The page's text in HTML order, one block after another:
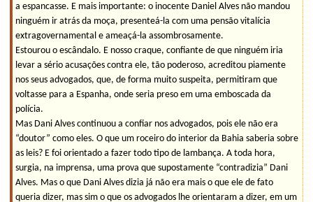
a espancasse. E mais importante: o inocente Daniel Alves não mandou
ninguém ir atrás da moça, presenteá-la com uma pensão vitalícia
extragovernamental e ameaçá-la assombrosamente.
Estourou o escândalo. E nosso craque, confiante de que ninguém iria
levar a sério acusações contra ele, tão poderoso, acreditou piamente
nos seus advogados, que, de forma muito suspeita, permitiram que
voltasse para a Espanha, onde seria preso em uma emboscada da
polícia.
Mas Dani Alves continuou a confiar nos advogados, pois ele não era
“doutor” como eles. O que um roceiro do interior da Bahia saberia sobre
as leis? E foi orientado a fazer todo tipo de lambança. A toda hora,
surgia, na imprensa, uma prova que supostamente “contradizia” Dani
Alves. Mas o que Dani Alves dizia já não era mais o que ele de fato
queria dizer, mas sim o que os advogados lhe orientaram a dizer, em um